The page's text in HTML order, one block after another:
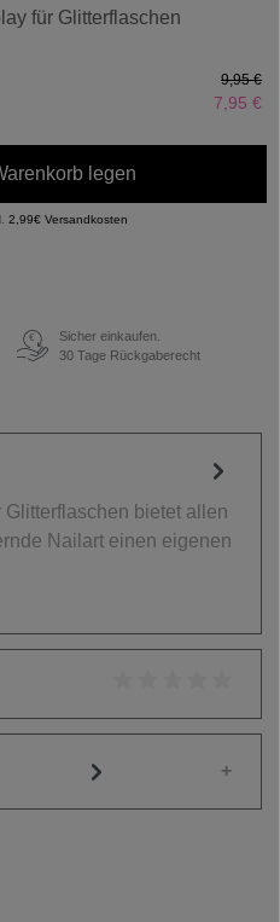
für Glitterflaschen
7,95 €
9,95 €
legen
2,99€ Versandkosten
€
Sicher einkaufen.
30 Tage Rückgaberecht
bietet allen
Nailart einen eigenen